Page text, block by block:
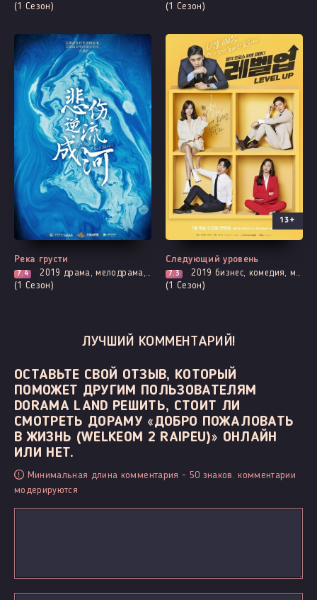
(1 Сезон) (1 Сезон)
Все серии
Река грусти
7.4 2019 драма, мелодрама, про молодость и любовь, адаптация новел, романтика
(1 Сезон)
Все серии
13+
Следующий уровень
7.3 2019 бизнес, комедия, мелодрама, романтика
(1 Сезон)
ЛУЧШИЙ КОММЕНТАРИЙ!
ОСТАВЬТЕ СВОЙ ОТЗЫВ, КОТОРЫЙ
ПОМОЖЕТ ДРУГИМ ПОЛЬЗОВАТЕЛЯМ
DORAMA LAND РЕШИТЬ, СТОИТ ЛИ
СМОТРЕТЬ ДОРАМУ «ДОБРО ПОЖАЛОВАТЬ
В ЖИЗНЬ (WELKEOM 2 RAIPEU)» ОНЛАЙН
ИЛИ НЕТ.
Минимальная длина комментария - 50 знаков. комментарии
модерируются